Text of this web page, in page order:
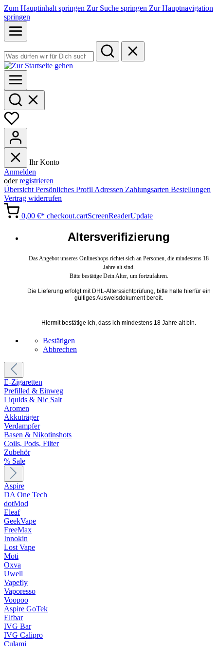
Zum Hauptinhalt springen Zur Suche springen Zur Hauptnavigation
springen
Ihr Konto
Anmelden
oderregistrieren
Übersicht Persönliches Profil Adressen Zahlungsarten Bestellungen
Vertrag widerrufen
0,00 €* checkout.cartScreenReaderUpdate
Altersverifizierung
Das Angebot unseres Onlineshops richtet sich an Personen, die mindestens 18
Jahre alt sind.
Bitte bestätige Dein Alter, um fortzufahren.
Die Lieferung erfolgt mit DHL-Alterssichtprüfung, bitte halte hierfür ein
gültiges Ausweisdokument bereit.
Hiermit bestätige ich, dass ich mindestens 18 Jahre alt bin.
Bestätigen
Abbrechen
E-Zigaretten
Prefilled & Einweg
Liquids & Nic Salt
Aromen
Akkuträger
Verdampfer
Basen & Nikotinshots
Coils, Pods, Filter
Zubehör
% Sale
Aspire
DA One Tech
dotMod
Eleaf
GeekVape
FreeMax
Innokin
Lost Vape
Moti
Oxva
Uwell
Vapefly
Vaporesso
Voopoo
Aspire GoTek
Elfbar
IVG Bar
IVG Calipro
Culami